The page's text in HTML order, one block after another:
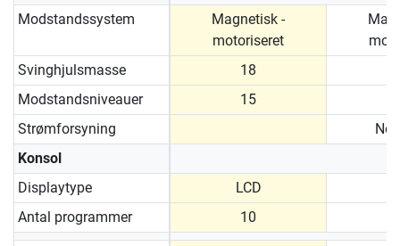
Modstandssystem
Magnetisk -
motoriseret
Svinghjulsmasse
18
Modstandsniveauer
15
Strømforsyning
Konsol
Displaytype
LCD
Antal programmer
10